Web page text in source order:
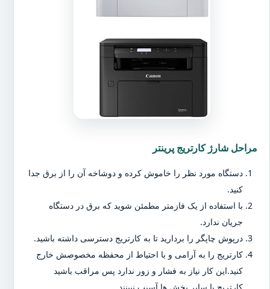
مراحل شارژ کارتریج پرینتر
دستگاه مورد نظر را خاموش کرده و دوشاخه آن را از برق جدا
کنید.
با استفاده از یک فازمتر مطمئن شوید که برق در دستگاه
جریان ندارد.
درپوش چاپگر را بردارید تا به کارتریج دسترسی داشته باشید.
کارتریج را به آرامی و با احتیاط از محفظه مخصوصش خارج
کنید.این کار نیاز به فشار و زور ندارد پس مراقب باشید